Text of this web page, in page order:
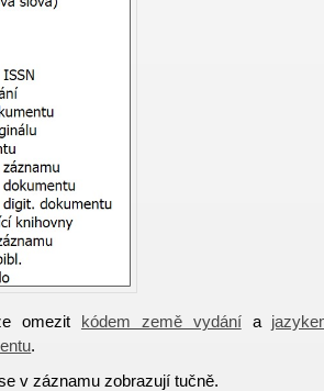
omezit kódem země vydánía
.
v záznamu zobrazují tučně.